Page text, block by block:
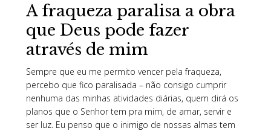
A fraqueza paralisa a obra
que Deus pode fazer
através de mim
Sempre que eu me permito vencer pela fraqueza,
percebo que fico paralisada – não consigo cumprir
nenhuma das minhas atividades diárias, quem dirá os
planos que o Senhor tem pra mim, de amar, servir e
ser luz. Eu penso que o inimigo de nossas almas tem